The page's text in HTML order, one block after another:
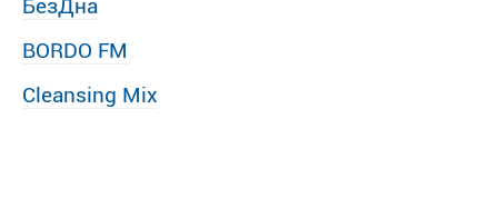
БезДна
BORDO FM
Cleansing Mix